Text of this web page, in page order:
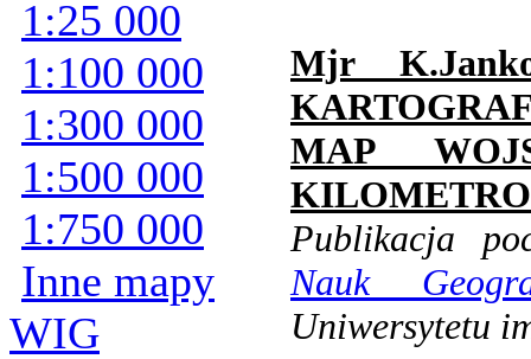
1:25 000
1:100 000
1:300 000
1:500 000
1:750 000
Inne mapy
WIG
Mjr
MAP
Publikacja
Nauk
Uniwersytetu